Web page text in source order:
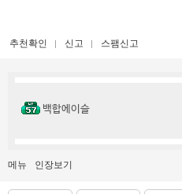
추천확인 신고 스팸신고
백합에이슬
메뉴 인장보기